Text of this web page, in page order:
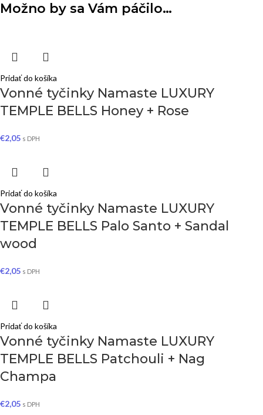
Možno by sa Vám páčilo…
Pridať do košíka
Vonné tyčinky Namaste LUXURY
TEMPLE BELLS Honey + Rose
€2,05 s DPH
Pridať do košíka
Vonné tyčinky Namaste LUXURY
TEMPLE BELLS Palo Santo + Sandal
wood
€2,05 s DPH
Pridať do košíka
Vonné tyčinky Namaste LUXURY
TEMPLE BELLS Patchouli + Nag
Champa
€2,05 s DPH